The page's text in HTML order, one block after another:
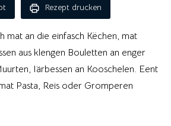
Rezept drucken
mat an die einfasch Këchen, mat
aus klengen Bouletten an enger
Iärbessen an Kooschelen. Eent
Pasta, Reis oder Gromperen